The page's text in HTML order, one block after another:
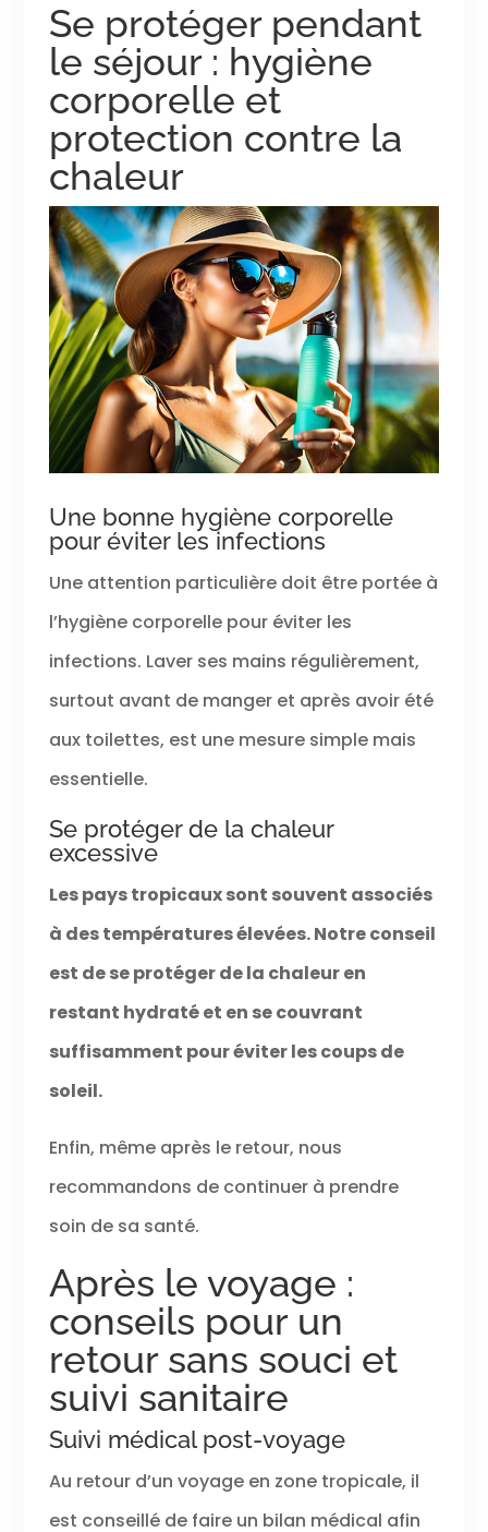
Se protéger pendant
le séjour : hygiène
corporelle et
protection contre la
chaleur
Une bonne hygiène corporelle
pour éviter les infections
Une attention particulière doit être portée à
l’hygiène corporelle pour éviter les
infections. Laver ses mains régulièrement,
surtout avant de manger et après avoir été
aux toilettes, est une mesure simple mais
essentielle.
Se protéger de la chaleur
excessive
Les pays tropicaux sont souvent associés
à des températures élevées. Notre conseil
est de se protéger de la chaleur en
restant hydraté et en se couvrant
suffisamment pour éviter les coups de
soleil.
Enfin, même après le retour, nous
recommandons de continuer à prendre
soin de sa santé.
Après le voyage :
conseils pour un
retour sans souci et
suivi sanitaire
Suivi médical post-voyage
Au retour d’un voyage en zone tropicale, il
est conseillé de faire un bilan médical afin